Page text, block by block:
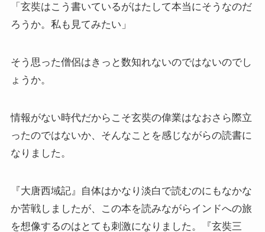
「玄奘はこう書いているがはたして本当にそうなのだ
ろうか。私も見てみたい」
そう思った僧侶はきっと数知れないのではないのでし
ょうか。
情報がない時代だからこそ玄奘の偉業はなおさら際立
ったのではないか、そんなことを感じながらの読書に
なりました。
『大唐西域記』自体はかなり淡白で読むのにもなかな
か苦戦しましたが、この本を読みながらインドへの旅
を想像するのはとても刺激になりました。『玄奘三